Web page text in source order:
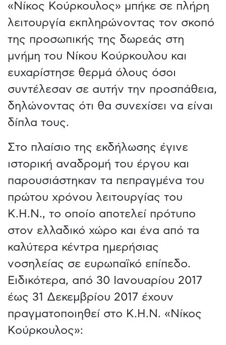
«Νίκος Κούρκουλος» μπήκε σε πλήρη
λειτουργία εκπληρώνοντας τον σκοπό
της προσωπικής της δωρεάς στη
μνήμη του Νίκου Κούρκουλου και
ευχαρίστησε θερμά όλους όσοι
συντέλεσαν σε αυτήν την προσπάθεια,
δηλώνοντας ότι θα συνεχίσει να είναι
δίπλα τους.
Στο πλαίσιο της εκδήλωσης έγινε
ιστορική αναδρομή του έργου και
παρουσιάστηκαν τα πεπραγμένα του
πρώτου χρόνου λειτουργίας του
Κ.Η.Ν., το οποίο αποτελεί πρότυπο
στον ελλαδικό χώρο και ένα από τα
καλύτερα κέντρα ημερήσιας
νοσηλείας σε ευρωπαϊκό επίπεδο.
Ειδικότερα, από 30 Ιανουαρίου 2017
έως 31 Δεκεμβρίου 2017 έχουν
πραγματοποιηθεί στο Κ.Η.Ν. «Νίκος
Κούρκουλος»: